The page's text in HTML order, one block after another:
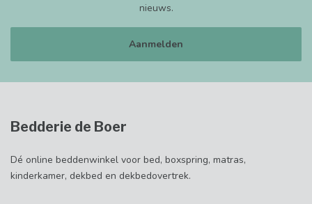
nieuws.
Aanmelden
Bedderie de Boer
Dé online beddenwinkel voor bed, boxspring, matras,
kinderkamer, dekbed en dekbedovertrek.